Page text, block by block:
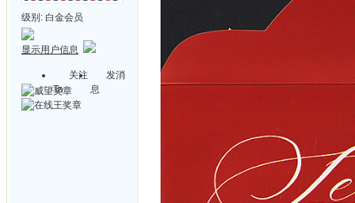
级别: 白金会员
显示用户信息
关注
Ta
发消
息